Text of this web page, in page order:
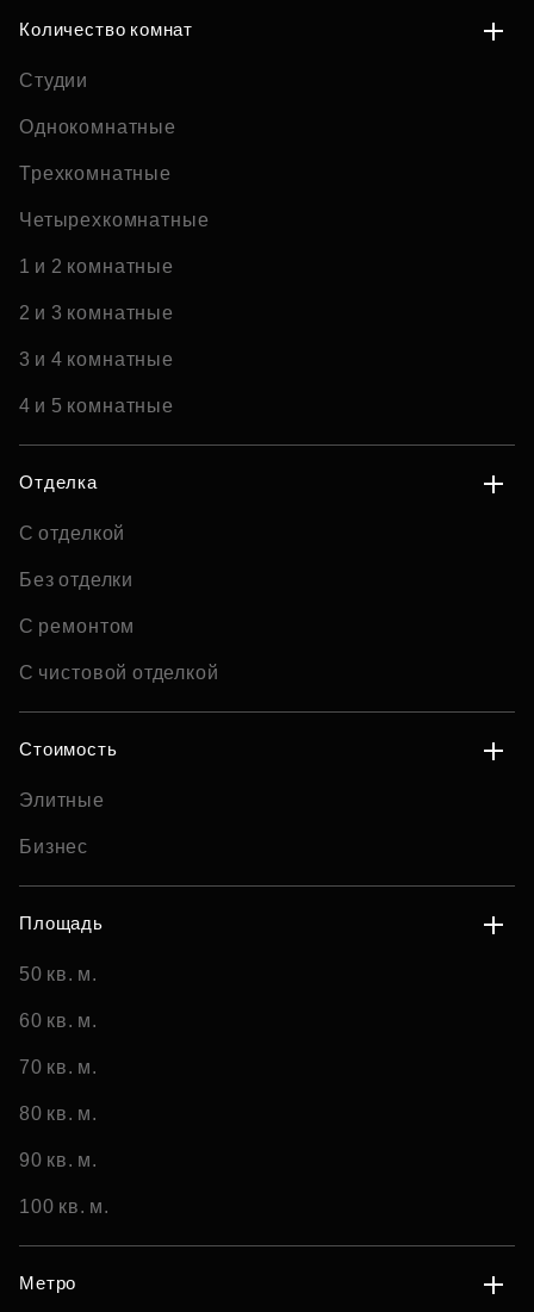
Количество комнат
Студии
Однокомнатные
Трехкомнатные
Четырехкомнатные
1 и 2 комнатные
2 и 3 комнатные
3 и 4 комнатные
4 и 5 комнатные
Отделка
С отделкой
Без отделки
С ремонтом
С чистовой отделкой
Стоимость
Элитные
Бизнес
Площадь
50 кв. м.
60 кв. м.
70 кв. м.
80 кв. м.
90 кв. м.
100 кв. м.
Метро